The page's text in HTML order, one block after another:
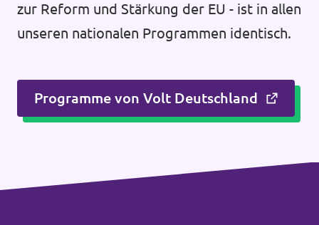
zur Reform und Stärkung der EU - ist in allen
unseren nationalen Programmen identisch.
Programme von Volt Deutschland